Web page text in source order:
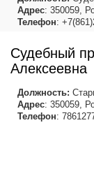
Адрес: 350059,
Телефон:
Судебный
Алексеевна
Должность:
Адрес: 350059,
Телефон: